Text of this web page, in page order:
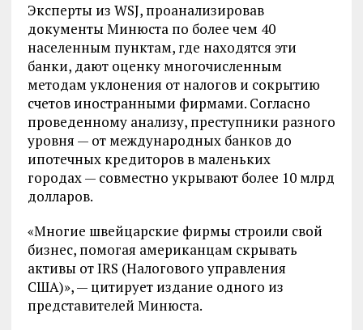
Эксперты из WSJ, проанализировав
документы Минюста по более чем 40
населенным пунктам, где находятся эти
банки, дают оценку многочисленным
методам уклонения от налогов и сокрытию
счетов иностранными фирмами. Согласно
проведенному анализу, преступники разного
уровня — от международных банков до
ипотечных кредиторов в маленьких
городах — совместно укрывают более 10 млрд
долларов.
«Многие швейцарские фирмы строили свой
бизнес, помогая американцам скрывать
активы от IRS (Налогового управления
США)», — цитирует издание одного из
представителей Минюста.